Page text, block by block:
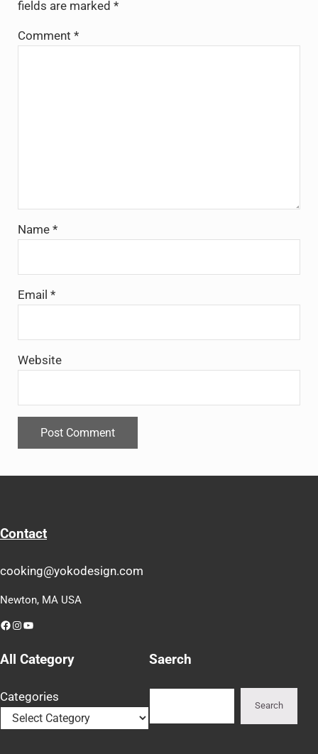
fields are marked *
Comment *
Name *
Email *
Website
Contact
cooking@yokodesign.com
Newton, MA USA
Facebook
Instagram
YouTube
All Category
Categories
Saerch
Search